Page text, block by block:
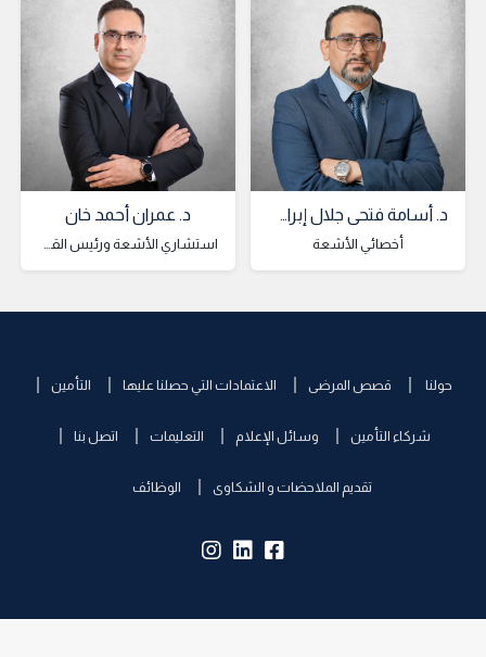
د. أسامة فتحي جلال إبراهيم
أخصائي الأشعة
د. عمران أحمد خان
استشاري الأشعة ورئيس القسم
حولنا قصص المرضى الاعتمادات التي حصلنا عليها التأمين
شركاء التأمين وسائل الإعلام التعليمات اتصل بنا
تقديم الملاحضات و الشكاوى الوظائف
fb:
lk:
insta: